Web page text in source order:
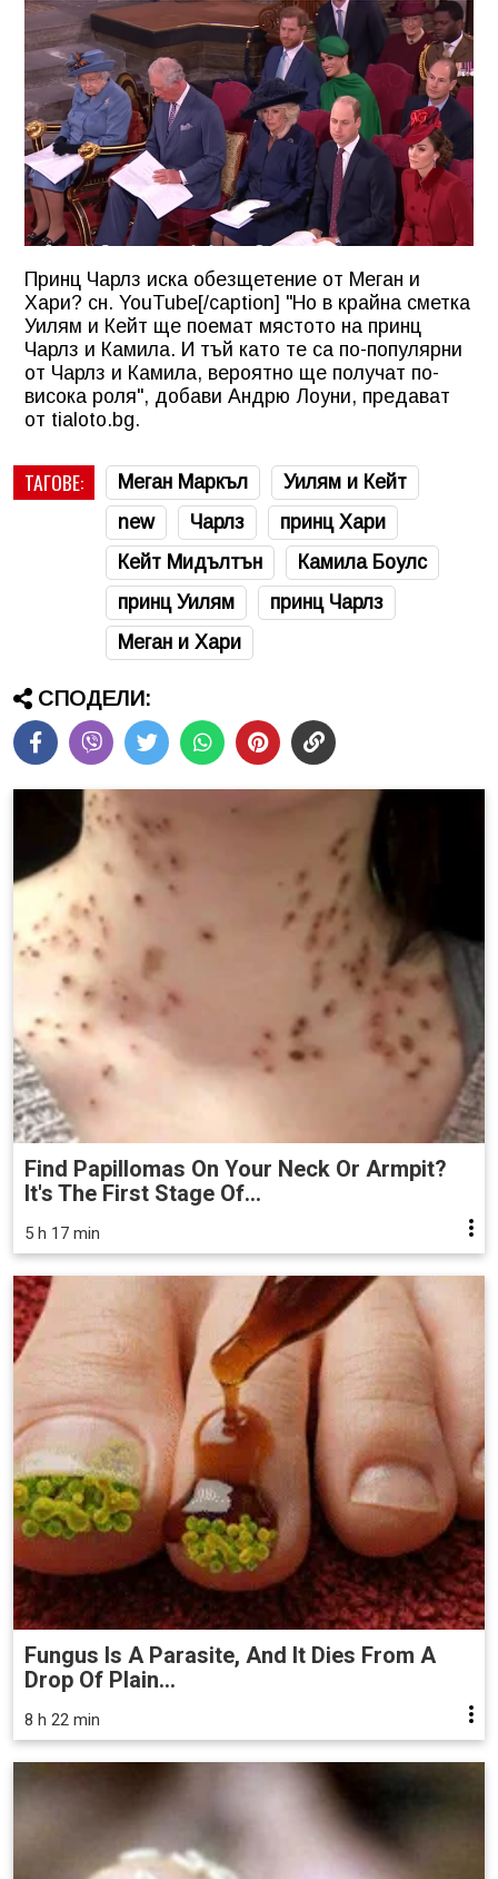
Принц Чарлз иска обезщетение от Меган и
Хари? сн. YouTube[/caption] "Но в крайна сметка
Уилям и Кейт ще поемат мястото на принц
Чарлз и Камила. И тъй като те са по-популярни
от Чарлз и Камила, вероятно ще получат по-
висока роля", добави Андрю Лоуни, предават
от tialoto.bg.
ТАГОВЕ: Меган Маркъл
Уилям и Кейт
new
Чарлз
принц Хари
Кейт Мидълтън
Камила Боулс
принц Уилям
принц Чарлз
Меган и Хари
СПОДЕЛИ:
Find Papillomas On Your Neck Or Armpit?
It's The First Stage Of...
5 h 17 min
Fungus Is A Parasite, And It Dies From A
Drop Of Plain...
8 h 22 min